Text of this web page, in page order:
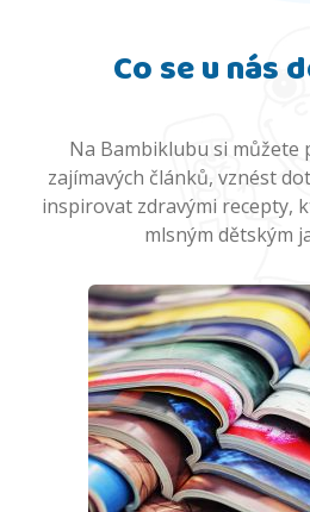
Co se u nás
Na Bambiklubu si můžete
zajímavých článků, vznést
inspirovat zdravými recepty,
mlsným dětským